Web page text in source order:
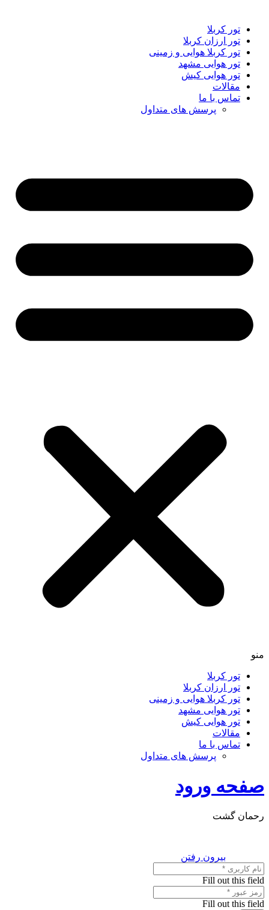
تور کربلا
تور ارزان کربلا
تور کربلا هوایی و زمینی
تور هوایی مشهد
تور هوایی کیش
مقالات
تماس با ما
پرسش های متداول
منو
تور کربلا
تور ارزان کربلا
تور کربلا هوایی و زمینی
تور هوایی مشهد
تور هوایی کیش
مقالات
تماس با ما
پرسش های متداول
صفحه ورود
رحمان گشت
بیرون رفتن
Fill out this field
Fill out this field